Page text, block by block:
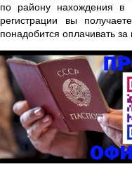
по району нахождения
регистрации вы
понадобится оплачивать за